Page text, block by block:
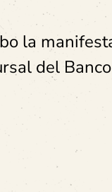
la
del Banco